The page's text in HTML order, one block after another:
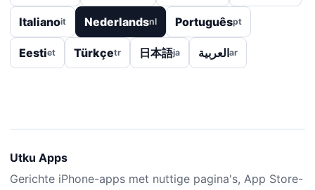
Italianoit Nederlandsnl Portuguêspt
Eestiet Türkçetr 日本語ja العربيةar
Utku Apps
Gerichte iPhone-apps met nuttige pagina's, App Store-